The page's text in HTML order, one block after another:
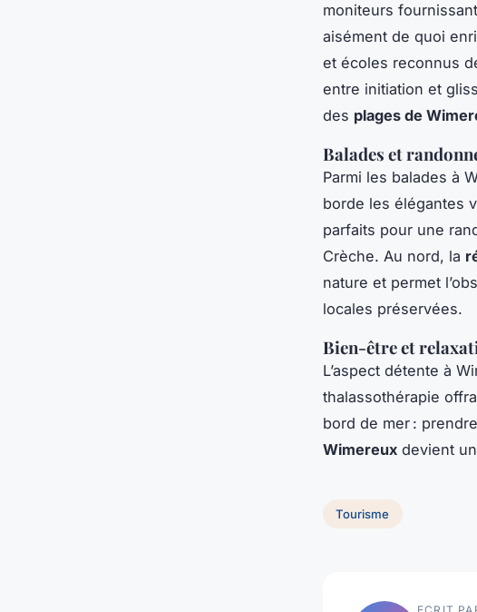
moniteurs
aisément de quoi
et écoles reconnus
entre initiation et
des plages de
Balades et
Parmi les balades à
borde les élégantes
parfaits pour une
Crèche. Au nord, la
nature et permet
locales préservées.
Bien-être et
L’aspect détente à
thalassothérapie
bord de mer :
Wimereux devient
Tourisme